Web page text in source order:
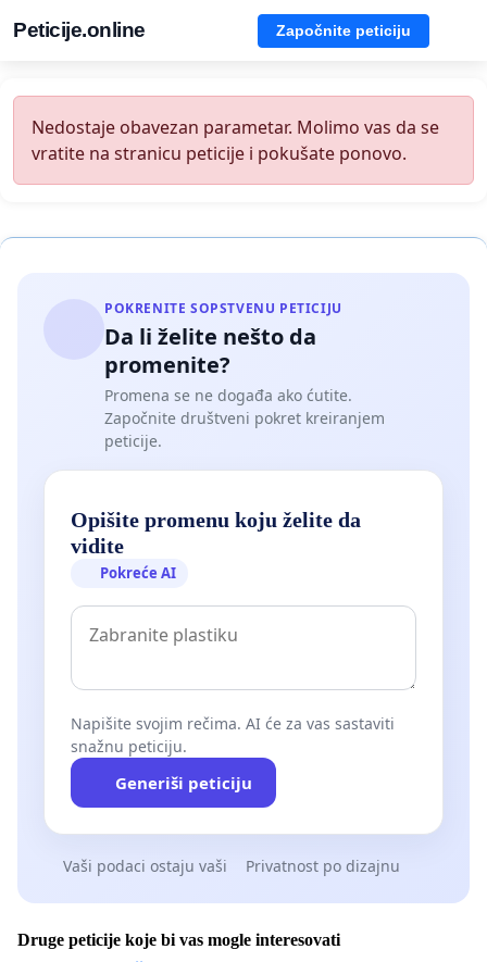
Peticije.online Započnite peticiju
Nedostaje obavezan parametar. Molimo vas da se
vratite na stranicu peticije i pokušate ponovo.
POKRENITE SOPSTVENU PETICIJU
Da li želite nešto da
promenite?
Promena se ne događa ako ćutite.
Započnite društveni pokret kreiranjem
peticije.
Opišite promenu koju želite da
vidite
Pokreće AI
Napišite svojim rečima. AI će za vas sastaviti
snažnu peticiju.
Generiši peticiju
Vaši podaci ostaju vaši Privatnost po dizajnu
Druge peticije koje bi vas mogle interesovati